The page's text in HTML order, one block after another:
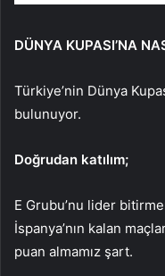
DÜNYA KUPASI’NA
Türkiye’nin Dünya
bulunuyor.
Doğrudan katılım;
E Grubu’nu lider
İspanya’nın kalan
puan almamız şart.